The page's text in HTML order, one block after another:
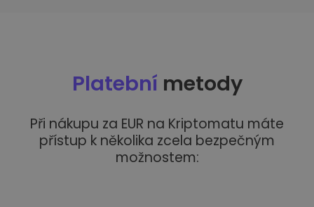
Platební metody
Při nákupu za EUR na Kriptomatu máte
přístup k několika zcela bezpečným
možnostem: